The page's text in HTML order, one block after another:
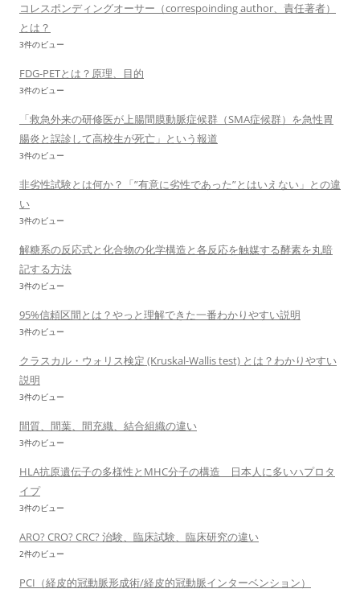
コレスポンディングオーサー（correspoinding author、責任著者）
とは？
3件のビュー
FDG-PETとは？原理、目的
3件のビュー
「救急外来の研修医が上腸間膜動脈症候群（SMA症候群）を急性胃
腸炎と誤診して高校生が死亡」という報道
3件のビュー
非劣性試験とは何か？「”有意に劣性であった”とはいえない」との違
い
3件のビュー
解糖系の反応式と化合物の化学構造と各反応を触媒する酵素を丸暗
記する方法
3件のビュー
95%信頼区間とは？やっと理解できた一番わかりやすい説明
3件のビュー
クラスカル・ウォリス検定 (Kruskal-Wallis test) とは？わかりやすい
説明
3件のビュー
間質、間葉、間充織、結合組織の違い
3件のビュー
HLA抗原遺伝子の多様性とMHC分子の構造 日本人に多いハプロタ
イプ
3件のビュー
ARO? CRO? CRC? 治験、臨床試験、臨床研究の違い
2件のビュー
PCI（経皮的冠動脈形成術/経皮的冠動脈インターベンション）